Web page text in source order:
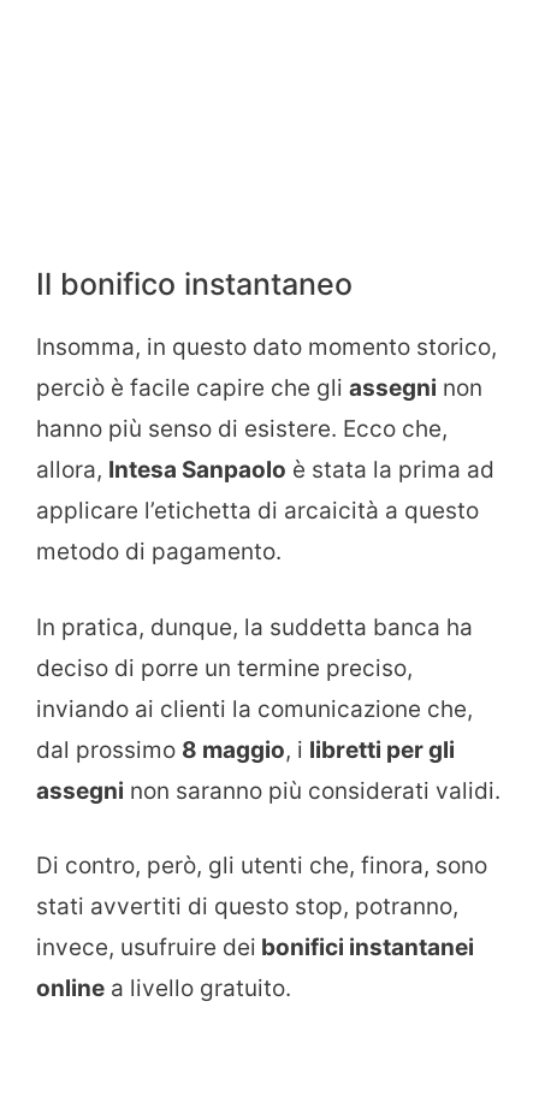
Il bonifico instantaneo
Insomma, in questo dato momento storico,
perciò è facile capire che gli assegni non
hanno più senso di esistere. Ecco che,
allora, Intesa Sanpaolo è stata la prima ad
applicare l’etichetta di arcaicità a questo
metodo di pagamento.
In pratica, dunque, la suddetta banca ha
deciso di porre un termine preciso,
inviando ai clienti la comunicazione che,
dal prossimo 8 maggio, i libretti per gli
assegni non saranno più considerati validi.
Di contro, però, gli utenti che, finora, sono
stati avvertiti di questo stop, potranno,
invece, usufruire dei bonifici instantanei
online a livello gratuito.